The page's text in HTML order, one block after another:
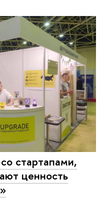
стартапами,
ценность